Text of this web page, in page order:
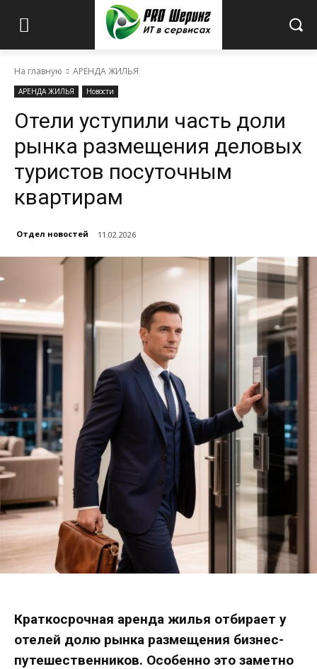
На главную АРЕНДА ЖИЛЬЯ
АРЕНДА ЖИЛЬЯ Новости
Отели уступили часть доли
рынка размещения деловых
туристов посуточным
квартирам
Отдел новостей 11.02.2026
Краткосрочная аренда жилья отбирает у
отелей долю рынка размещения бизнес-
путешественников. Особенно это заметно